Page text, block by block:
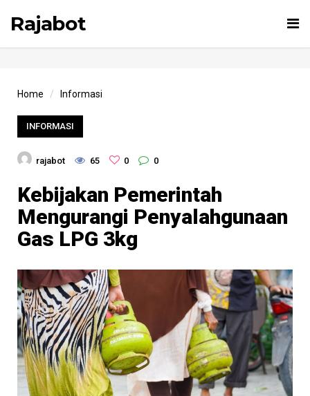
Rajabot
Home Informasi
INFORMASI
rajabot 65 0 0
Kebijakan Pemerintah
Mengurangi Penyalahgunaan
Gas LPG 3kg